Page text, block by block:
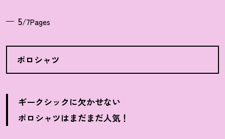
5/7Pages
ポロシャツ
ギークシックに欠かせない
ポロシャツはまだまだ人気 ！